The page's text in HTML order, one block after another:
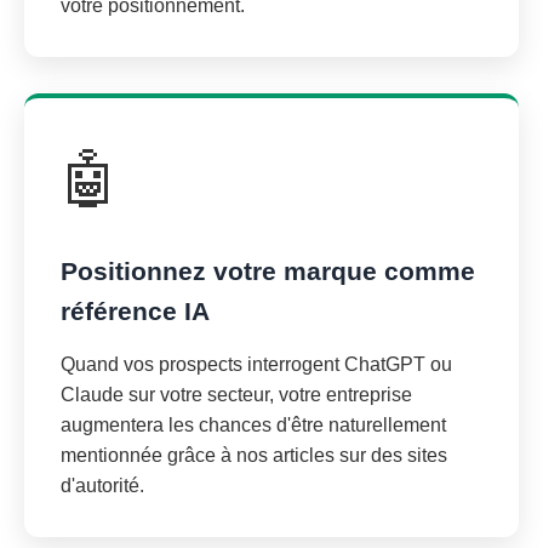
votre positionnement.
🤖
Positionnez votre marque comme
référence IA
Quand vos prospects interrogent ChatGPT ou
Claude sur votre secteur, votre entreprise
augmentera les chances d'être naturellement
mentionnée grâce à nos articles sur des sites
d'autorité.